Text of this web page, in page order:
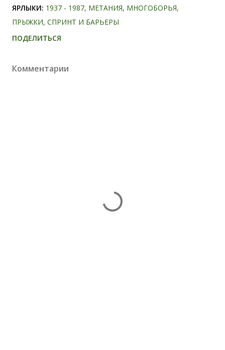
ЯРЛЫКИ: 1937 - 1987 МЕТАНИЯ МНОГОБОРЬЯ
ПРЫЖКИ СПРИНТ И БАРЬЕРЫ
ПОДЕЛИТЬСЯ
Комментарии